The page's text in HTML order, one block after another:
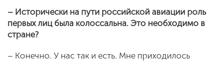
– Исторически на пути российской авиации роль
первых лиц была колоссальна. Это необходимо в
стране?
– Конечно. У нас так и есть. Мне приходилось